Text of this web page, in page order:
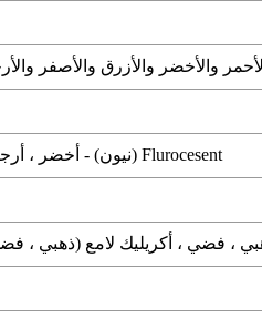
الأحمر والأخضر والأزرق والأصفر
Flurocesent (نيون) - أخضر ، أرجواني ، برتقالي ، أصفر ....
، فضي ، أكريليك لامع (ذهبي ،